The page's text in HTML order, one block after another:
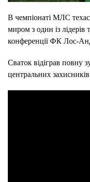
В чемпіонаті МЛС
миром з один із лідерів
конференції ФК Лос-
Сваток відіграв повну
центральних